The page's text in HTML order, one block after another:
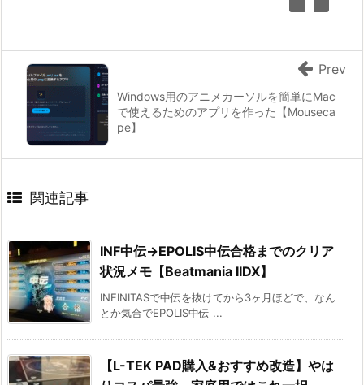
Windows用のアニメカーソルを簡単にMac
で使えるためのアプリを作った【Mouseca
pe】
Prev
関連記事
INF中伝→EPOLIS中伝合格までのクリア
状況メモ【Beatmania IIDX】
INFINITASで中伝を抜けてから3ヶ月ほどで、なん
とか気合でEPOLIS中伝 ...
【L-TEK PAD購入&おすすめ改造】やは